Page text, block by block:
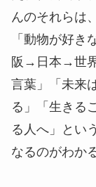
んのそれらは
「動物が好き
阪→日本→世界
言葉」「未来
る」「生きる
る人へ」とい
なるのがわかる